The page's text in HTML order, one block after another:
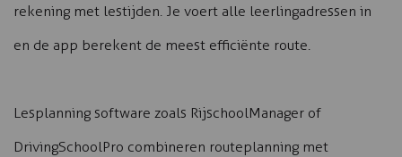
rekening met lestijden. Je voert alle leerlingadressen in
en de app berekent de meest efficiënte route.
Lesplanning software zoals RijschoolManager of
DrivingSchoolPro combineren routeplanning met